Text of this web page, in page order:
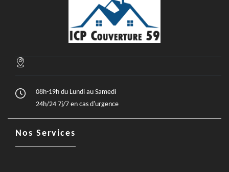
08h-19h du Lundi au Samedi
24h/24 7j/7 en cas d'urgence
Nos Services